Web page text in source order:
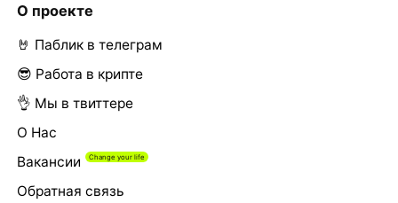
О проекте
🤘 Паблик в телеграм
😎 Работа в крипте
👌 Мы в твиттере
О Нас
Вакансии
Обратная связь